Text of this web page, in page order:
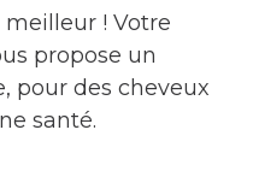
! Votre
propose un
pour des cheveux
santé.